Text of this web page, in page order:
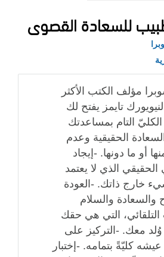
للسعادة القصوى
مؤلف الكتب الأكثر
تايمز يفتح لك
الكليّ التام بمساعدتك
الحقيقية وعدم
أو ما دونها. -إيجاد
الحقيقي الذي لا يعتمد
خارج ذاتك. -العودة
والسعادة والسلام
التي هي حقك
وُلد معك. -التركيز على
كليّةً بتمامه. -إختبار